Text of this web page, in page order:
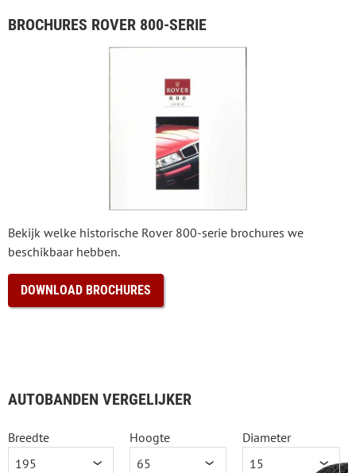
BROCHURES ROVER 800-SERIE
Bekijk welke historische Rover 800-serie brochures we
beschikbaar hebben.
DOWNLOAD BROCHURES
AUTOBANDEN VERGELIJKER
Breedte Hoogte Diameter